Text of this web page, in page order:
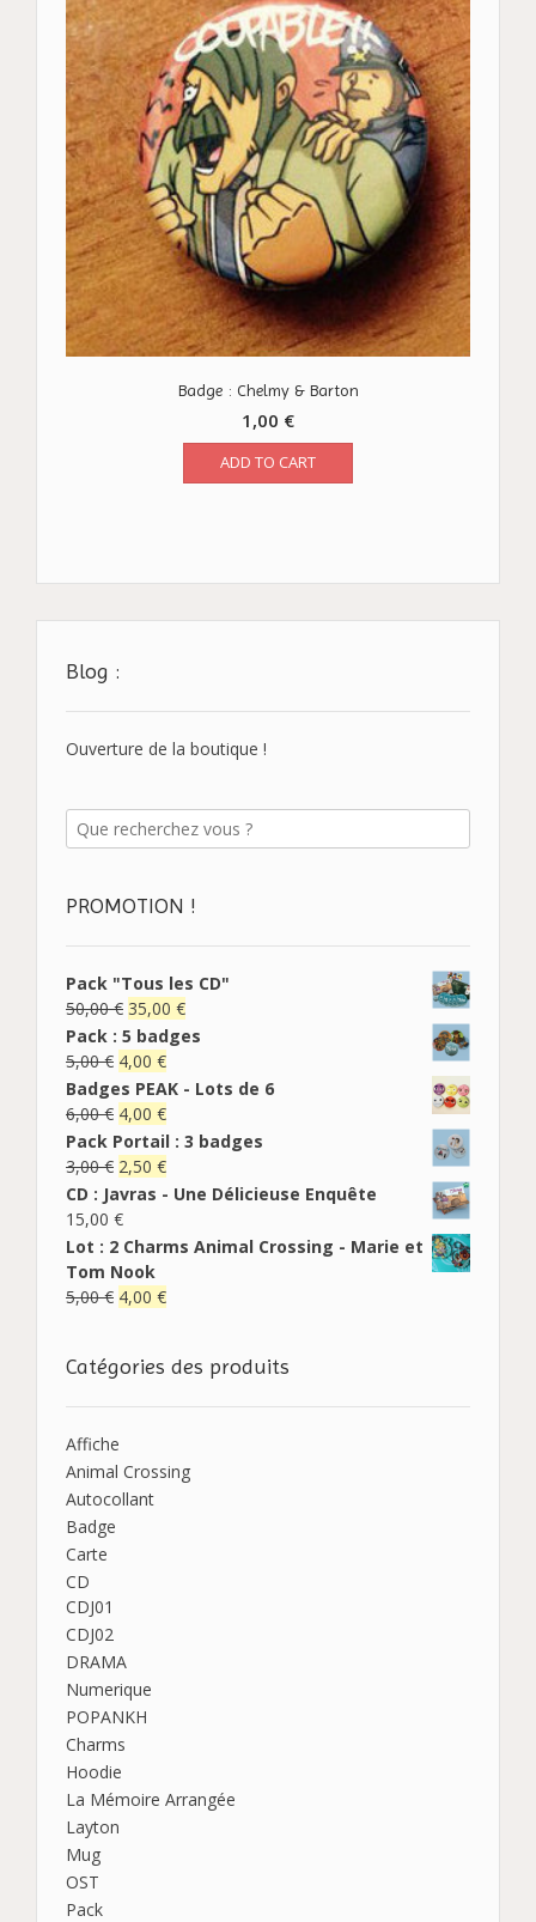
Badge : Chelmy & Barton
1,00 €
ADD TO CART
Blog :
Ouverture de la boutique !
PROMOTION !
Pack "Tous les CD"
50,00€ 35,00 €
Pack : 5 badges
5,00€ 4,00 €
Badges PEAK - Lots de 6
6,00€ 4,00 €
Pack Portail : 3 badges
3,00€ 2,50 €
CD : Javras - Une Délicieuse Enquête
15,00 €
Lot : 2 Charms Animal Crossing - Marie et
Tom Nook
5,00€ 4,00 €
Catégories des produits
Affiche
Animal Crossing
Autocollant
Badge
Carte
CD
CDJ01
CDJ02
DRAMA
Numerique
POPANKH
Charms
Hoodie
La Mémoire Arrangée
Layton
Mug
OST
Pack